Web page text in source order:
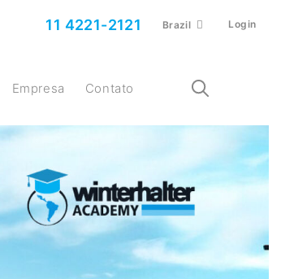
11 4221-2121 Brazil Login
Empresa Contato